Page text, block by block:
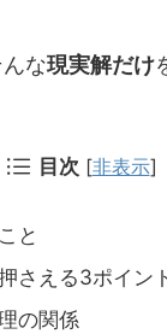
な現実解だけ
目次 [非表示]
と
さえる3ポイン
の関係